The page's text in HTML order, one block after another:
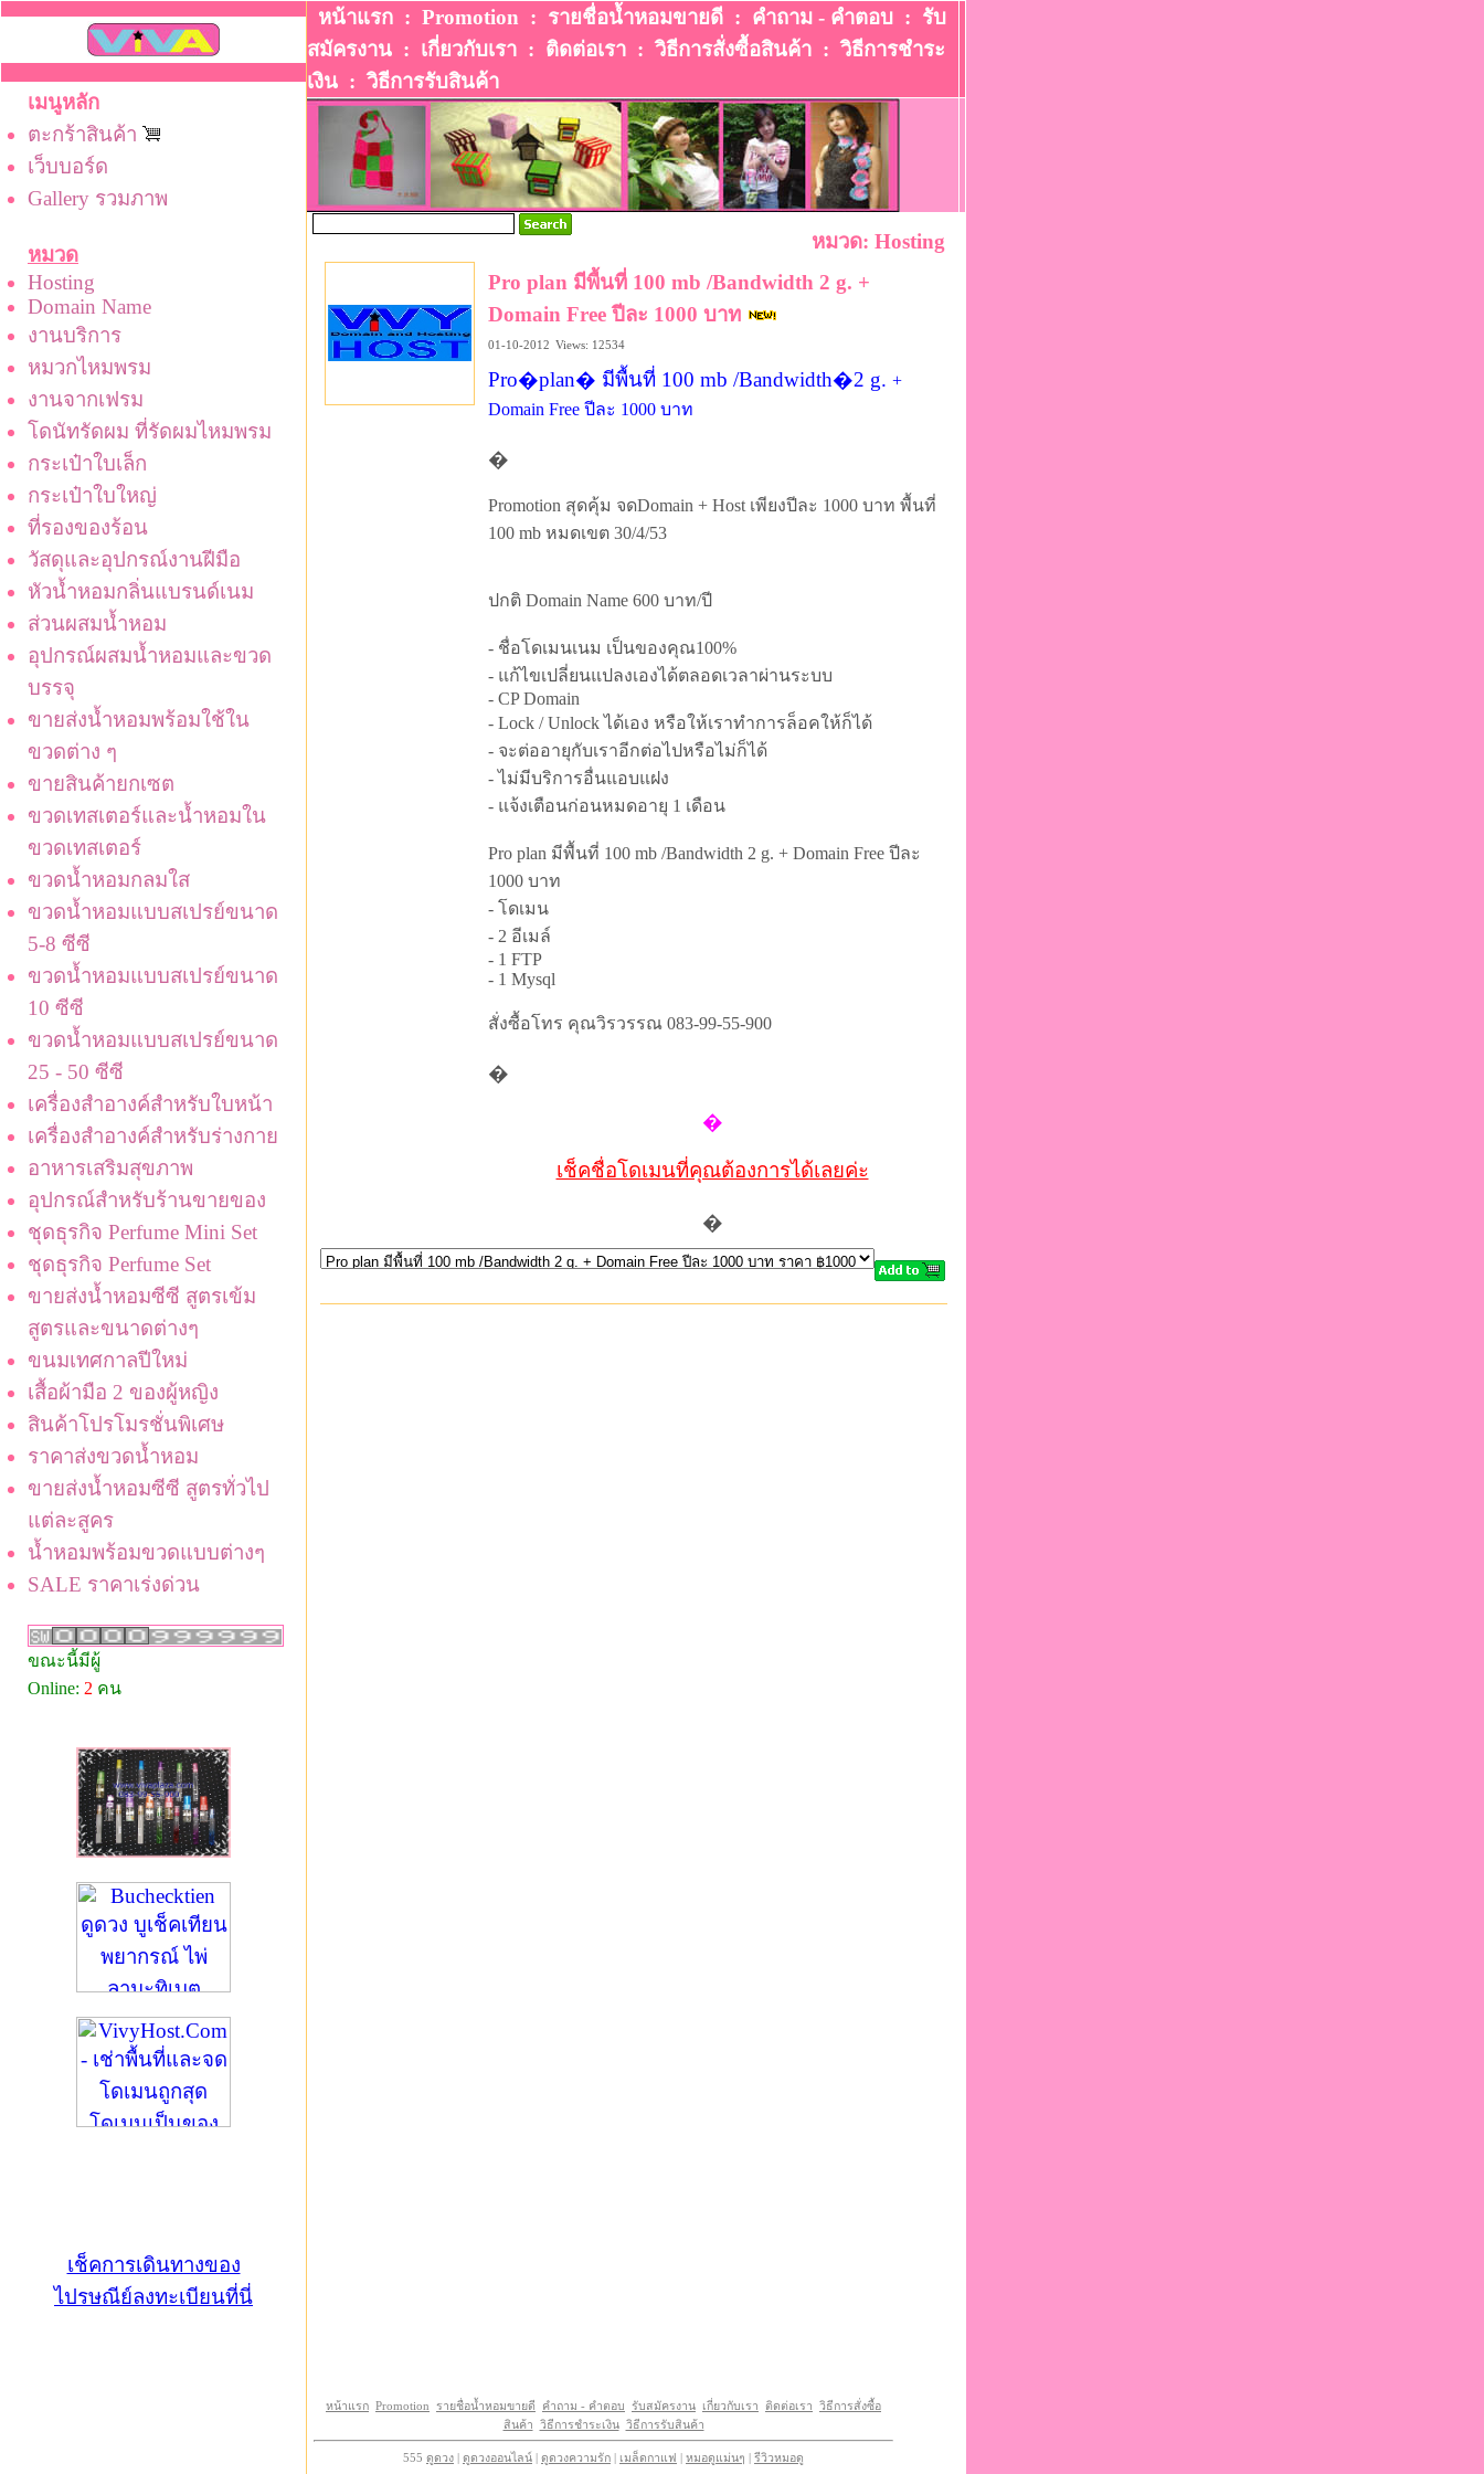
เมนูหลัก
ตะกร้าสินค้า
เว็บบอร์ด
Gallery รวมภาพ
หมวด
Hosting
Domain Name
งานบริการ
หมวกไหมพรม
งานจากเฟรม
โดนัทรัดผม ที่รัดผมไหมพรม
กระเป๋าใบเล็ก
กระเป๋าใบใหญ่
ที่รองของร้อน
วัสดุและอุปกรณ์งานฝีมือ
หัวน้ำหอมกลิ่นแบรนด์เนม
ส่วนผสมน้ำหอม
อุปกรณ์ผสมน้ำหอมและขวด
บรรจุ
ขายส่งน้ำหอมพร้อมใช้ใน
ขวดต่าง ๆ
ขายสินค้ายกเซต
ขวดเทสเตอร์และน้ำหอมใน
ขวดเทสเตอร์
ขวดน้ำหอมกลมใส
ขวดน้ำหอมแบบสเปรย์ขนาด
5-8 ซีซี
ขวดน้ำหอมแบบสเปรย์ขนาด
10 ซีซี
ขวดน้ำหอมแบบสเปรย์ขนาด
25 - 50 ซีซี
เครื่องสำอางค์สำหรับใบหน้า
เครื่องสำอางค์สำหรับร่างกาย
อาหารเสริมสุขภาพ
อุปกรณ์สำหรับร้านขายของ
ชุดธุรกิจ Perfume Mini Set
ชุดธุรกิจ Perfume Set
ขายส่งน้ำหอมซีซี สูตรเข้ม
สูตรและขนาดต่างๆ
ขนมเทศกาลปีใหม่
เสื้อผ้ามือ 2 ของผู้หญิง
สินค้าโปรโมรชั่นพิเศษ
ราคาส่งขวดน้ำหอม
ขายส่งน้ำหอมซีซี สูตรทั่วไป
แต่ละสูคร
น้ำหอมพร้อมขวดแบบต่างๆ
SALE ราคาเร่งด่วน
ขณะนี้มีผู้
Online: 2 คน
เช็คการเดินทางของ
ไปรษณีย์ลงทะเบียนที่นี่
หน้าแรก : Promotion : รายชื่อน้ำหอมขายดี : คำถาม - คำตอบ : รับ
สมัครงาน : เกี่ยวกับเรา : ติดต่อเรา :วิธีการสั่งซื้อสินค้า :วิธีการชําระ
เงิน :วิธีการรับสินค้า
หมวด: Hosting
Pro plan มีพื้นที่ 100 mb /Bandwidth 2 g. +
Domain Free ปีละ 1000 บาท
01-10-2012 Views: 12534
Pro�plan� มีพื้นที่ 100 mb /Bandwidth�2 g. +
Domain Free ปีละ 1000 บาท
�
Promotion สุดคุ้ม จดDomain + Host เพียงปีละ 1000 บาท พื้นที่
100 mb หมดเขต 30/4/53
ปกติ Domain Name 600 บาท/ปี
- ชื่อโดเมนเนม เป็นของคุณ100%
- แก้ไขเปลี่ยนแปลงเองได้ตลอดเวลาผ่านระบบ
- CP Domain
- Lock / Unlock ได้เอง หรือให้เราทำการล็อคให้ก็ได้
- จะต่ออายุกับเราอีกต่อไปหรือไม่ก็ได้
- ไม่มีบริการอื่นแอบแฝง
- แจ้งเตือนก่อนหมดอายุ 1 เดือน
Pro plan มีพื้นที่ 100 mb /Bandwidth 2 g. + Domain Free ปีละ
1000 บาท
- โดเมน
- 2 อีเมล์
- 1 FTP
- 1 Mysql
สั่งซื้อโทร คุณวิรวรรณ 083-99-55-900
�
�
เช็คชื่อโดเมนที่คุณต้องการได้เลยค่ะ
�
หน้าแรก Promotion รายชื่อน้ำหอมขายดี คำถาม - คำตอบ รับสมัครงาน เกี่ยวกับเรา ติดต่อเรา
วิธีการสั่งซื้อ
สินค้า
วิธีการชําระเงิน วิธีการรับสินค้า
555 ดูดวง ดูดวงออนไลน์ ดูดวงความรัก เมล็ดกาแฟ หมอดูแม่นๆ รีวิวหมอดู